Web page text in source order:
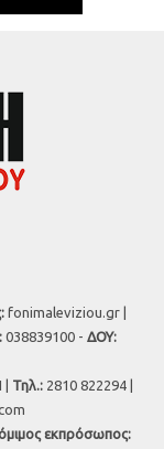
fonimaleviziou.gr |
038839100 - ΔΟΥ:
Τηλ.: 2810 822294 |
εκπρόσωπος: